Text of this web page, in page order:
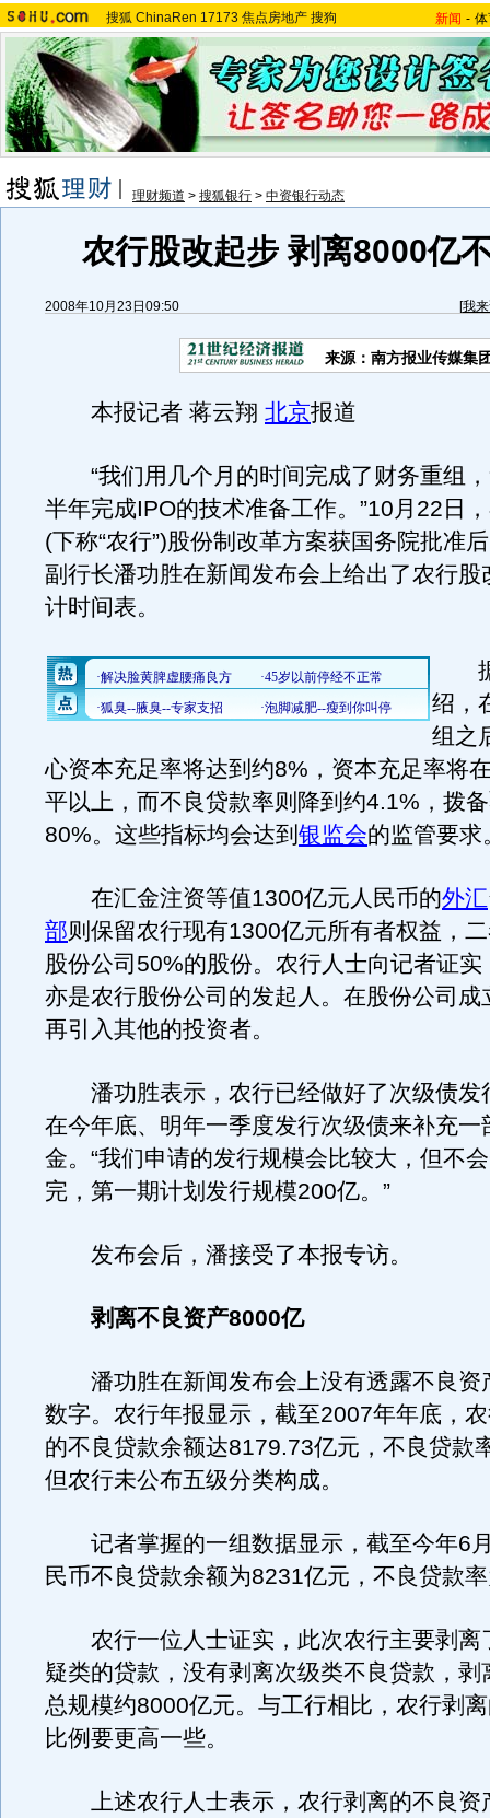
搜狐 ChinaRen 17173 焦点房地产 搜狗 新闻 -
理财频道 > 搜狐银行 > 中资银行动态
农行股改起步 剥离8000亿
2008年10月23日09:50 [我
来源：南方报业传媒集
本报记者 蒋云翔 北京报道
“我们用几个月的时间完成了财务重组，
半年完成IPO的技术准备工作。”10月22日
(下称“农行”)股份制改革方案获国务院批准
副行长潘功胜在新闻发布会上给出了农行股
计时间表。
据
绍，
组之
心资本充足率将达到约8%，资本充足率将
平以上，而不良贷款率则降到约4.1%，拨
80%。这些指标均会达到 银监会的监管要求
在汇金注资等值1300亿元人民币的外汇
部则保留农行现有1300亿元所有者权益，
股份公司50%的股份。农行人士向记者证
亦是农行股份公司的发起人。在股份公司成
再引入其他的投资者。
潘功胜表示，农行已经做好了次级债发
在今年底、明年一季度发行次级债来补充一
金。“我们申请的发行规模会比较大，但不
完，第一期计划发行规模200亿。”
发布会后，潘接受了本报专访。
剥离不良资产8000亿
潘功胜在新闻发布会上没有透露不良资
数字。农行年报显示，截至2007年年底，
的不良贷款余额达8179.73亿元，不良贷款
但农行未公布五级分类构成。
记者掌握的一组数据显示，截至今年6
民币不良贷款余额为8231亿元，不良贷款
农行一位人士证实，此次农行主要剥离
疑类的贷款，没有剥离次级类不良贷款，剥
总规模约8000亿元。与工行相比，农行剥
比例要更高一些。
上述农行人士表示，农行剥离的不良资